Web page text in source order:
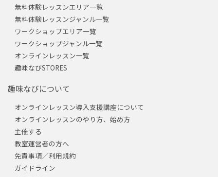
無料体験レッスンエリア一覧
無料体験レッスンジャンル一覧
ワークショップエリア一覧
ワークショップジャンル一覧
オンラインレッスン一覧
趣味なびSTORES
趣味なびについて
オンラインレッスン導入支援講座について
オンラインレッスンのやり方、始め方
主催する
教室運営者の方へ
免責事項／利用規約
ガイドライン